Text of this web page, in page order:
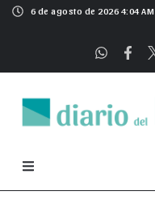
6 de agosto de 2026 4:04 AM